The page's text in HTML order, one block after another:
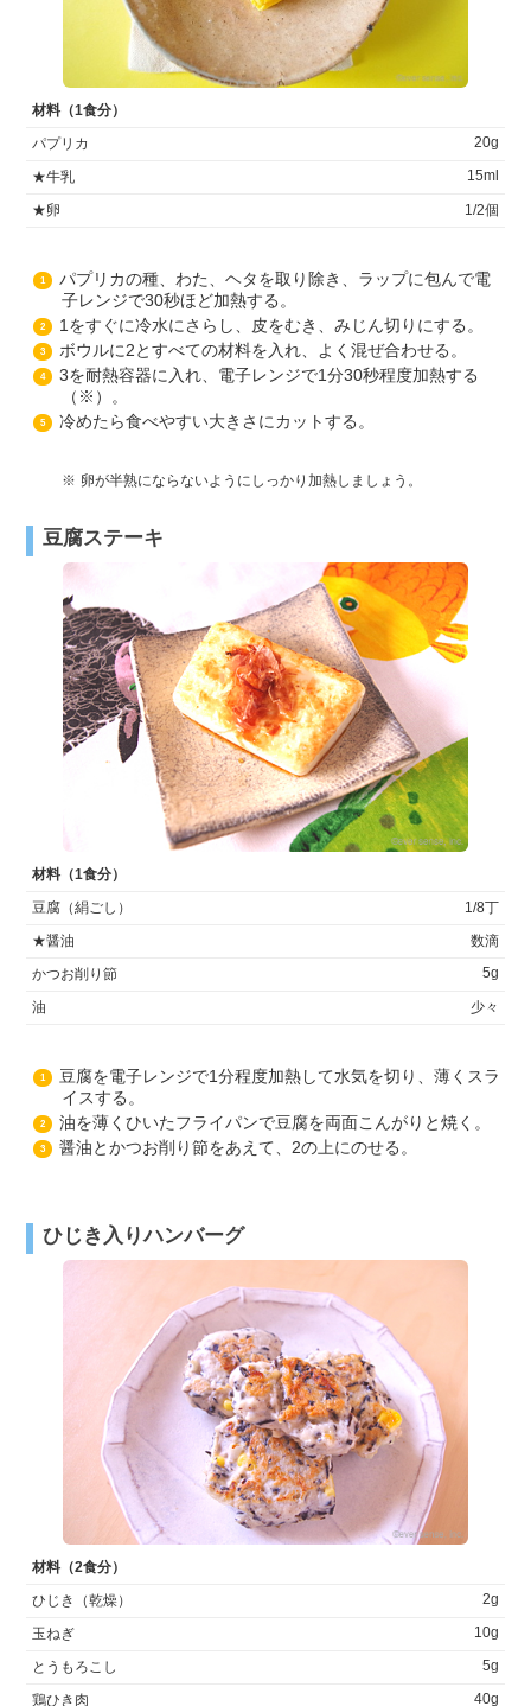
材料（1食分）
パプリカ
20g
★牛乳 15ml
★卵 1/2個
1
パプリカの種、わた、ヘタを取り除き、ラップに包んで電
子レンジで30秒ほど加熱する。
2 1をすぐに冷水にさらし、皮をむき、みじん切りにする。
3 ボウルに2とすべての材料を入れ、よく混ぜ合わせる。
4
3を耐熱容器に入れ、電子レンジで1分30秒程度加熱する
（※）。
5 冷めたら食べやすい大きさにカットする。
卵が半熟にならないようにしっかり加熱しましょう。
豆腐ステーキ
材料（1食分）
豆腐（絹ごし）
1/8丁
★醤油
数滴
かつお削り節
5g
油 少々
1
豆腐を電子レンジで1分程度加熱して水気を切り、薄くスラ
イスする。
2 油を薄くひいたフライパンで豆腐を両面こんがりと焼く。
3 醤油とかつお削り節をあえて、2の上にのせる。
ひじき入りハンバーグ
材料（2食分）
ひじき（乾燥）
2g
玉ねぎ 10g
とうもろこし 5g
鶏ひき肉 40g